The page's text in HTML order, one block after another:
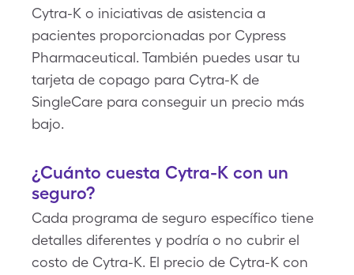
Cytra-K o iniciativas de asistencia a
pacientes proporcionadas por Cypress
Pharmaceutical. También puedes usar tu
tarjeta de copago para Cytra-K de
SingleCare para conseguir un precio más
bajo.
¿Cuánto cuesta Cytra-K con un
seguro?
Cada programa de seguro específico tiene
detalles diferentes y podría o no cubrir el
costo de Cytra-K. El precio de Cytra-K con